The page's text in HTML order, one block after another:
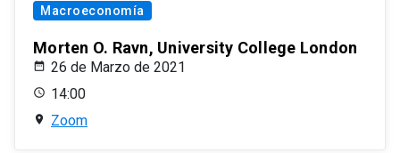
Macroeconomía
Morten O. Ravn, University College London
26 de Marzo de 2021
14:00
Zoom